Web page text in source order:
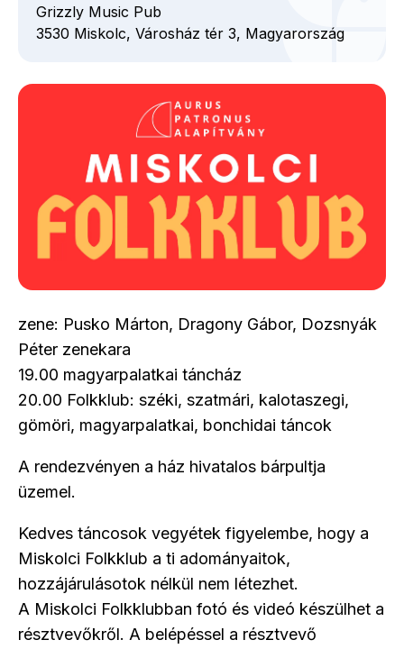
zene: Pusko Márton, Dragony Gábor, Dozsnyák
Péter zenekara
19.00 magyarpalatkai táncház
20.00 Folkklub: széki, szatmári, kalotaszegi,
gömöri, magyarpalatkai, bonchidai táncok
A rendezvényen a ház hivatalos bárpultja
üzemel.
Kedves táncosok vegyétek figyelembe, hogy a
Miskolci Folkklub a ti adományaitok,
hozzájárulásotok nélkül nem létezhet.
A Miskolci Folkklubban fotó és videó készülhet a
résztvevőkről. A belépéssel a résztvevő
Grizzly Music Pub
3530 Miskolc, Városház tér 3, Magyarország